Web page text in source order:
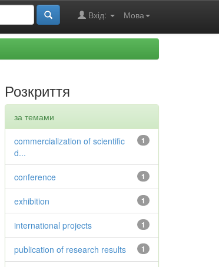
Мова
Вхід:
Розкриття
за темами
1
commercialization of scientific
d...
1
conference
1
exhibition
1
international projects
1
publication of research results